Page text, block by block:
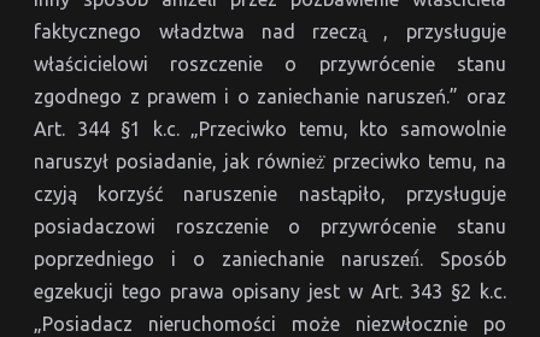
faktycznego władztwa nad rzeczą̨ , przysługuje
właścicielowi roszczenie o przywrócenie stanu
zgodnego z prawem i o zaniechanie naruszeń.” oraz
Art. 344 §1 k.c. „Przeciwko temu, kto samowolnie
naruszył posiadanie, jak również̇ przeciwko temu, na
czyją korzyść naruszenie nastąpiło, przysługuje
posiadaczowi roszczenie o przywrócenie stanu
poprzedniego i o zaniechanie naruszeń́. Sposób
egzekucji tego prawa opisany jest w Art. 343 §2 k.c.
„Posiadacz nieruchomości może niezwłocznie po